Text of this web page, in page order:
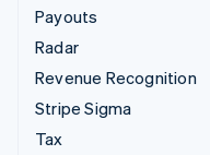
Payouts
Radar
Revenue Recognition
Stripe Sigma
Tax